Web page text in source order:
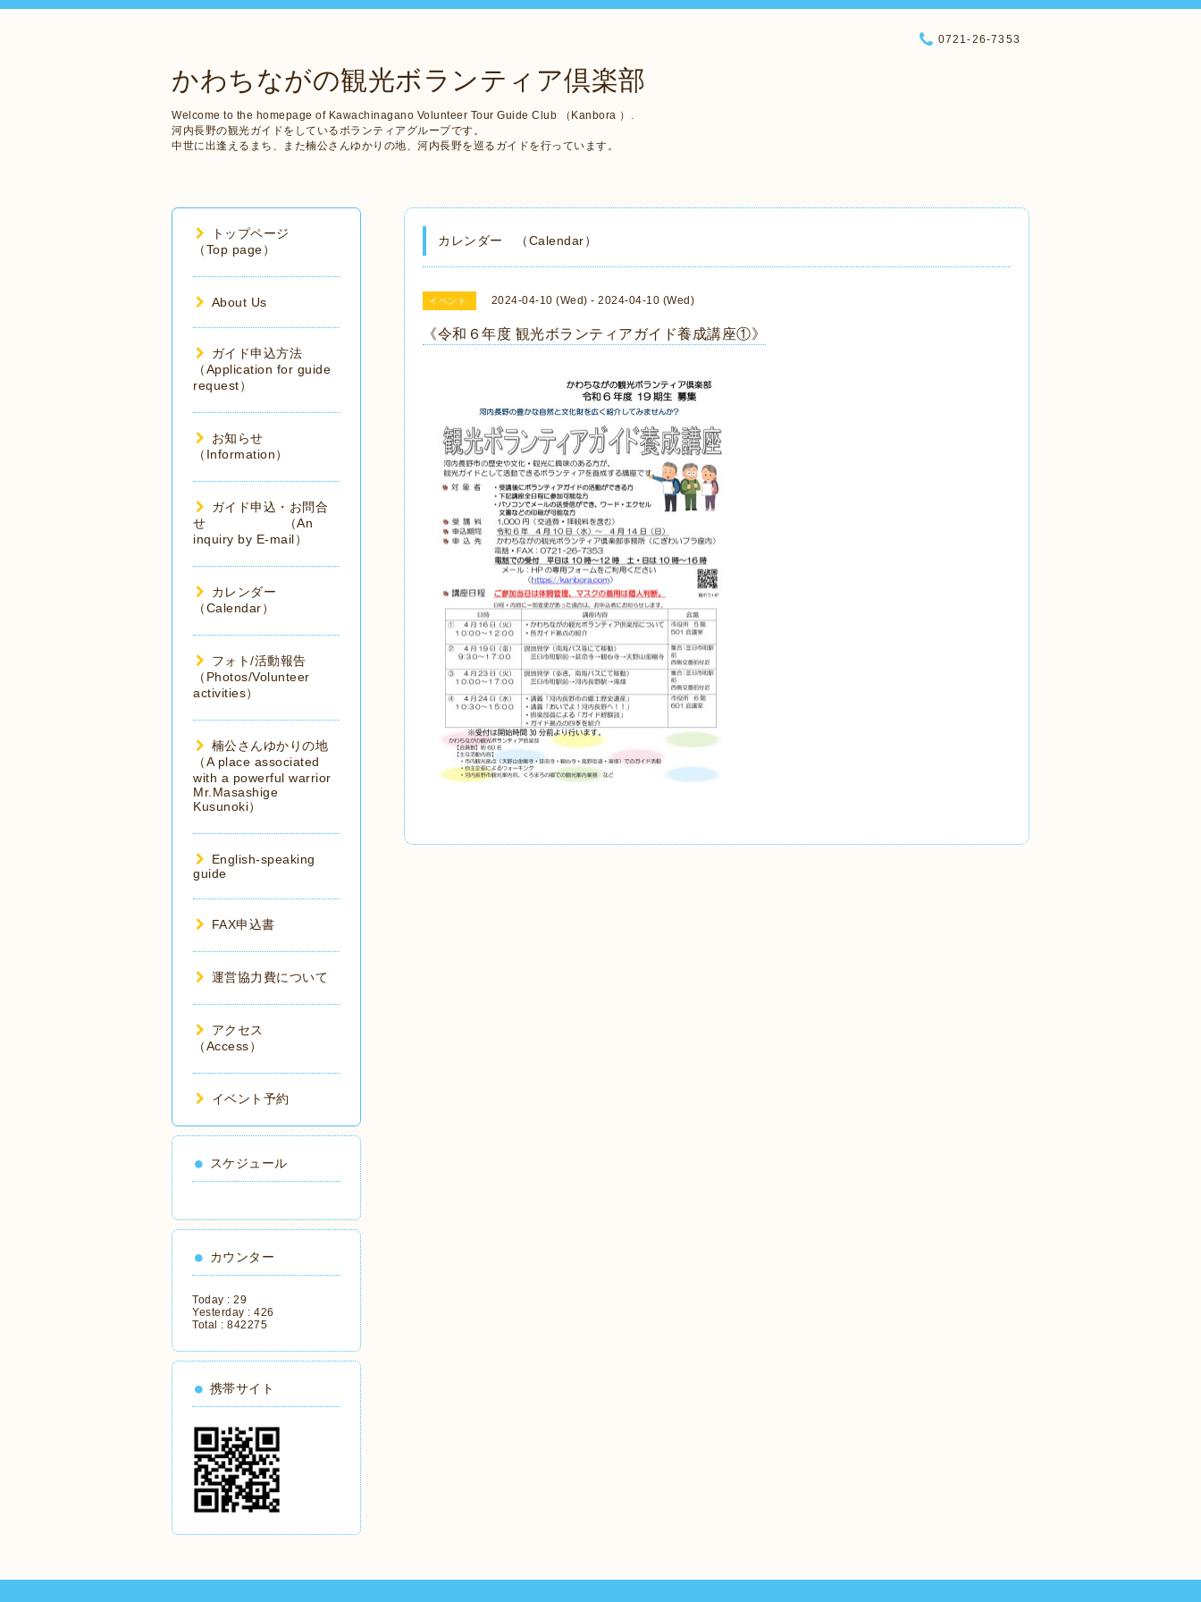
かわちながの観光ボランティア倶楽部
Welcome to the homepage of Kawachinagano Volunteer Tour Guide Club （Kanbora ）.
河内長野の観光ガイドをしているボランティアグループです。
中世に出逢えるまち、また楠公さんゆかりの地、河内長野を巡るガイドを行っています。
0721-26-7353
カレンダー （Calendar）
イベント 2024-04-10 (Wed) - 2024-04-10 (Wed)
《令和６年度 観光ボランティアガイド養成講座①》
トップページ
（Top page）
About Us
ガイド申込方法
（Application for guide
request）
お知らせ
（Information）
ガイド申込・お問合
せ （An
inquiry by E-mail）
カレンダー
（Calendar）
フォト/活動報告
（Photos/Volunteer
activities）
楠公さんゆかりの地
（A place associated
with a powerful warrior
Mr.Masashige
Kusunoki）
English-speaking
guide
FAX申込書
運営協力費について
アクセス
（Access）
イベント予約
スケジュール
カウンター
Today : 29
Yesterday : 426
Total : 842275
携帯サイト